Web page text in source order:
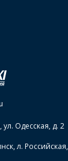
,ул. Одесская, д. 2
,л.